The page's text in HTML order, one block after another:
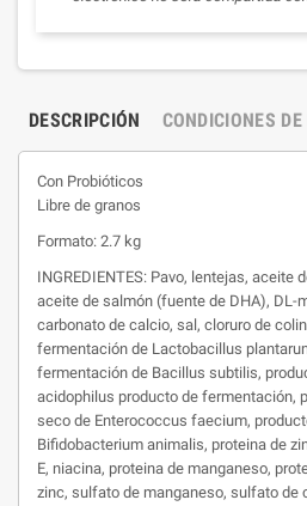
DESCRIPCIÓN CONDICIONES
Con Probióticos
Libre de granos
Formato: 2.7 kg
INGREDIENTES: Pavo, lentejas, aceite
aceite de salmón (fuente de DHA),
carbonato de calcio, sal, cloruro de
fermentación de Lactobacillus
fermentación de Bacillus subtilis,
acidophilus producto de fermentación,
seco de Enterococcus faecium,
Bifidobacterium animalis, proteina de
E, niacina, proteina de manganeso,
zinc, sulfato de manganeso, sulfato de